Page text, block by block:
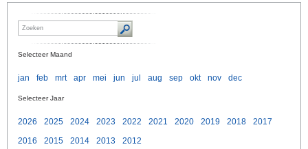
Selecteer Maand
jan feb mrt apr mei jun jul aug sep okt nov dec
Selecteer Jaar
2026 2025 2024 2023 2022 2021 2020 2019 2018
2017
2016
2015 2014 2013 2012